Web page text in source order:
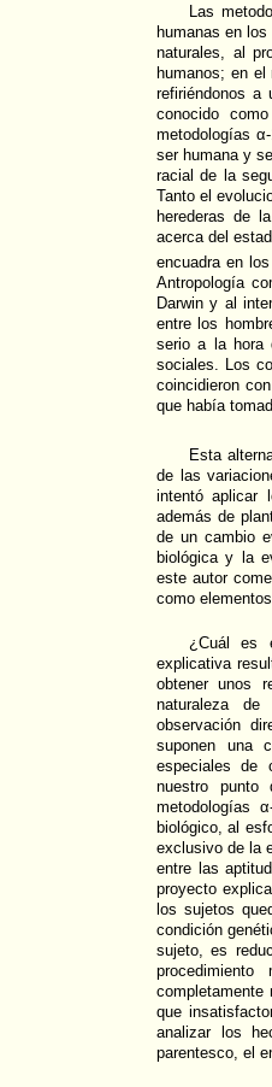
Las
humanas en
naturales, al
humanos; en el
refiriéndonos a
conocido
metodologías
ser humana y
racial de la
Tanto el
herederas de
acerca del
encuadra en
Antropología
Darwin y al
entre los
serio a la hora
sociales. Los
coincidieron
que había
Esta
de las
intentó aplicar
además de
de un cambio
biológica y la
este autor
como
¿Cuál es
explicativa
obtener unos
naturaleza
observación
suponen una
especiales de
nuestro punto
metodologías
biológico, al
exclusivo de la
entre las
proyecto
los sujetos
condición
sujeto, es
completamente
que
analizar los
parentesco, el